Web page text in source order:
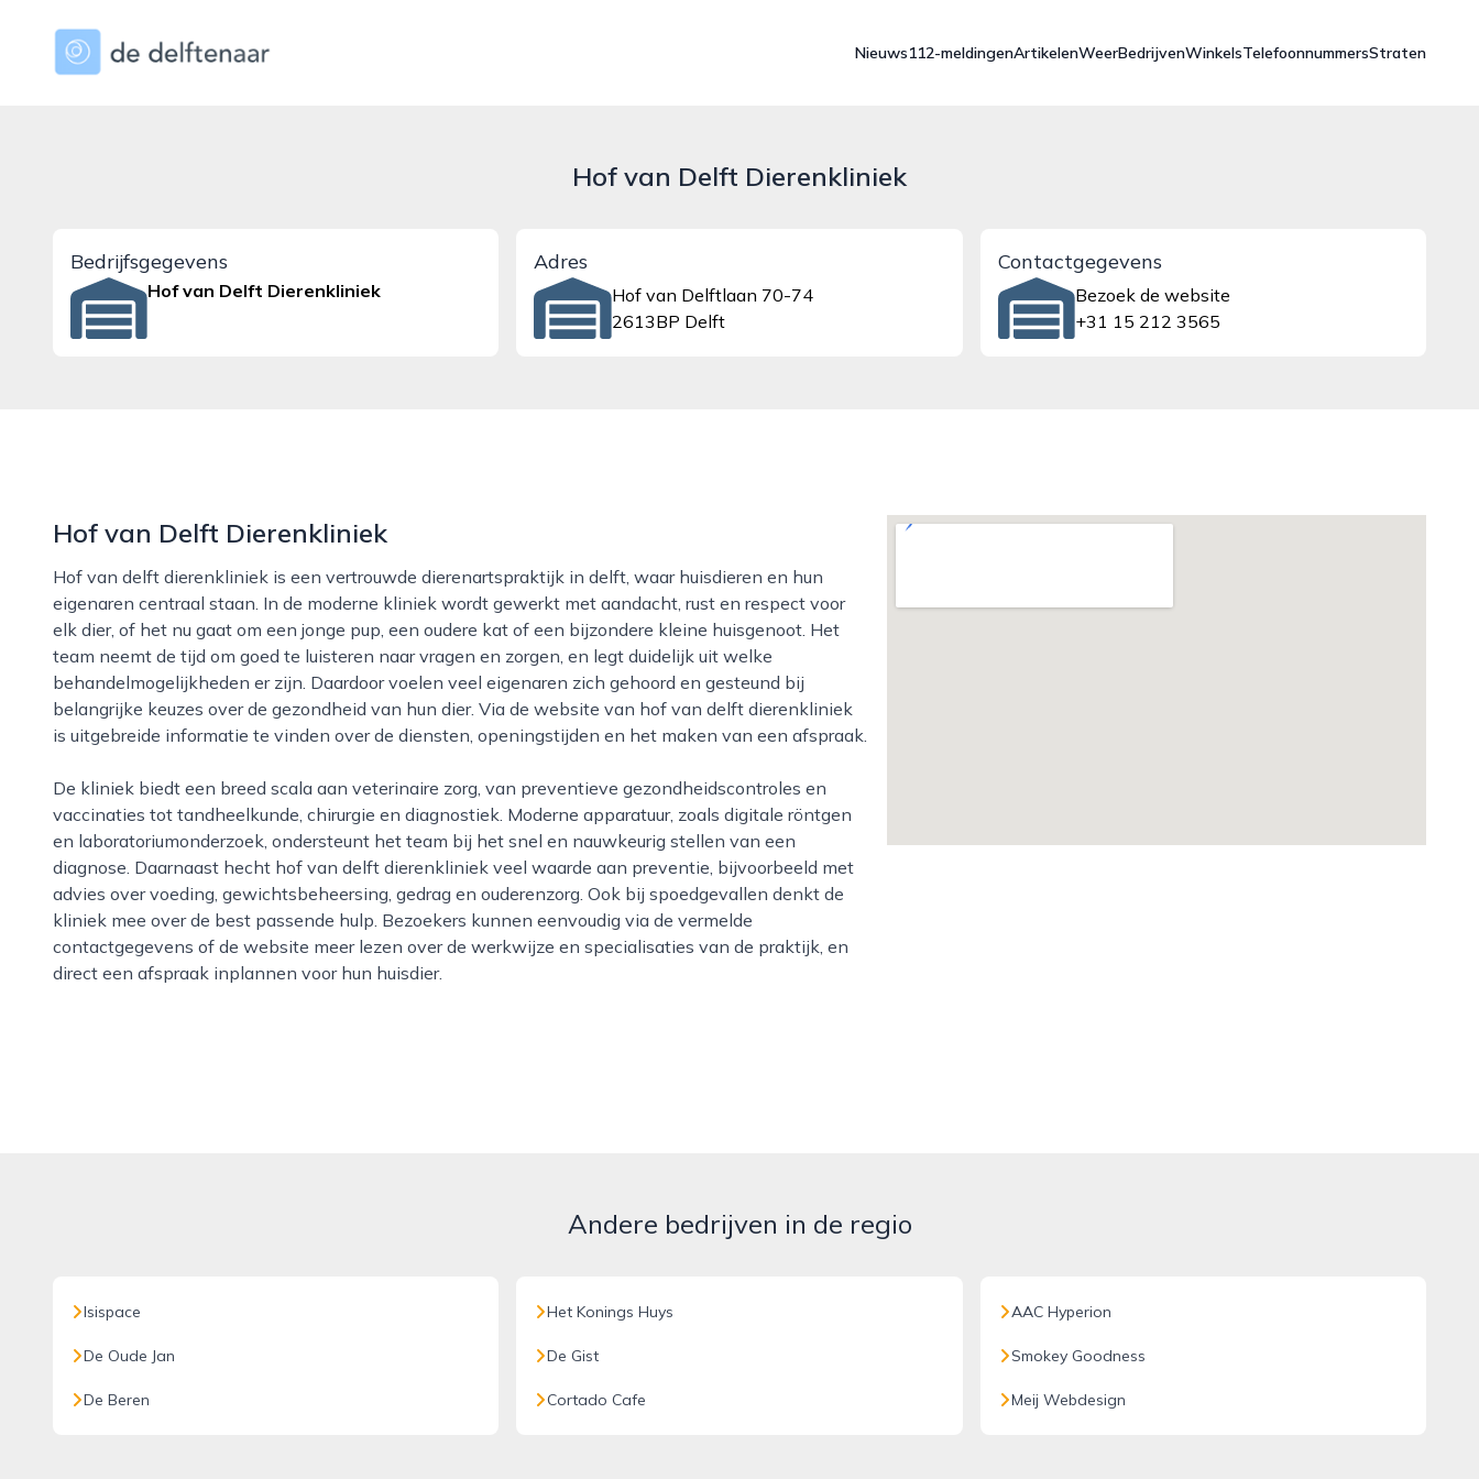
dedelftenaar.nl
Nieuws112-meldingenArtikelenWeerBedrijvenWinkelsTelefoonnummersStraten
Hof van Delft Dierenkliniek
Bedrijfsgegevens
Hof van Delft Dierenkliniek
Adres
Hof van Delftlaan 70-74
2613BP Delft
Contactgegevens
Bezoek de website
+31 15 212 3565
Hof van Delft Dierenkliniek
Hof van delft dierenkliniek is een vertrouwde dierenartspraktijk in delft, waar huisdieren en hun
eigenaren centraal staan. In de moderne kliniek wordt gewerkt met aandacht, rust en respect voor
elk dier, of het nu gaat om een jonge pup, een oudere kat of een bijzondere kleine huisgenoot. Het
team neemt de tijd om goed te luisteren naar vragen en zorgen, en legt duidelijk uit welke
behandelmogelijkheden er zijn. Daardoor voelen veel eigenaren zich gehoord en gesteund bij
belangrijke keuzes over de gezondheid van hun dier. Via de website van hof van delft dierenkliniek
is uitgebreide informatie te vinden over de diensten, openingstijden en het maken van een afspraak.
De kliniek biedt een breed scala aan veterinaire zorg, van preventieve gezondheidscontroles en
vaccinaties tot tandheelkunde, chirurgie en diagnostiek. Moderne apparatuur, zoals digitale röntgen
en laboratoriumonderzoek, ondersteunt het team bij het snel en nauwkeurig stellen van een
diagnose. Daarnaast hecht hof van delft dierenkliniek veel waarde aan preventie, bijvoorbeeld met
advies over voeding, gewichtsbeheersing, gedrag en ouderenzorg. Ook bij spoedgevallen denkt de
kliniek mee over de best passende hulp. Bezoekers kunnen eenvoudig via de vermelde
contactgegevens of de website meer lezen over de werkwijze en specialisaties van de praktijk, en
direct een afspraak inplannen voor hun huisdier.
Andere bedrijven in de regio
Isispace
De Oude Jan
De Beren
Het Konings Huys
De Gist
Cortado Cafe
AAC Hyperion
Smokey Goodness
Meij Webdesign